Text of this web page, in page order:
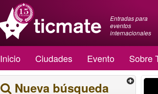
Entradas para
eventos
internacionales
Inicio Ciudades Evento Sobre
Nueva búsqueda